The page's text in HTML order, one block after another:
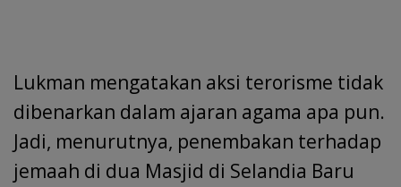
Lukman mengatakan aksi terorisme tidak
dibenarkan dalam ajaran agama apa pun.
Jadi, menurutnya, penembakan terhadap
jemaah di dua Masjid di Selandia Baru